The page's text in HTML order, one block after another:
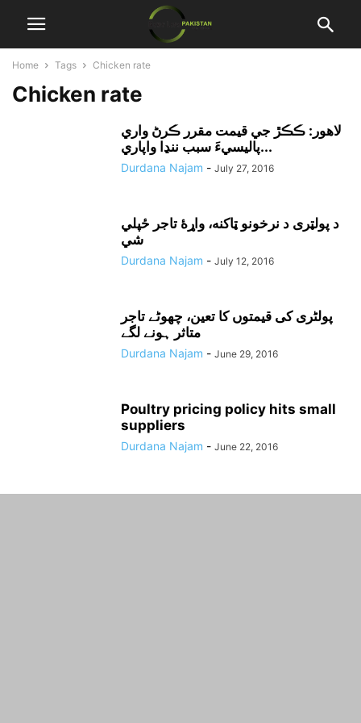
Home Tags Chicken rate
Chicken rate
لاهور: ڪڪڙ جي قيمت مقرر ڪرڻ واري
پاليسيءَ سبب ننڍا واپاري...
Durdana Najam - July 27, 2016
د پولټرى د نرخونو ټاکنه، واړۀ تاجر ځپلي
شي
Durdana Najam - July 12, 2016
پولٹری کی قیمتوں کا تعین، چھوٹے تاجر
متاثر ہونے لگے
Durdana Najam - June 29, 2016
Poultry pricing policy hits small
suppliers
Durdana Najam - June 22, 2016